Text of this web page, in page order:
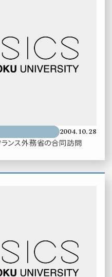
2004.10.28
ランス外務省の合同訪問